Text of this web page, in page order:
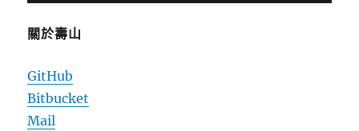
關於壽山
GitHub
Bitbucket
Mail